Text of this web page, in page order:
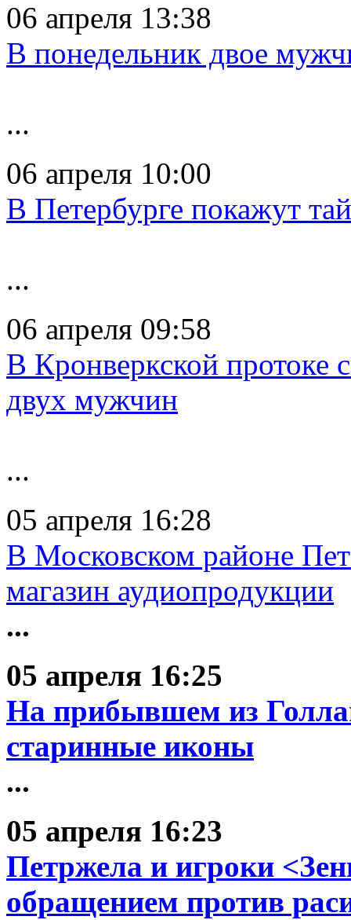
06 апреля 13:38
В понедельник двое
...
06 апреля 10:00
В Петербурге покажут
...
06 апреля 09:58
В Кронверкской протоке
двух мужчин
...
05 апреля 16:28
В Московском районе
магазин аудиопродукции
...
05 апреля 16:25
На прибывшем из
старинные иконы
...
05 апреля 16:23
Петржела и игроки
обращением против